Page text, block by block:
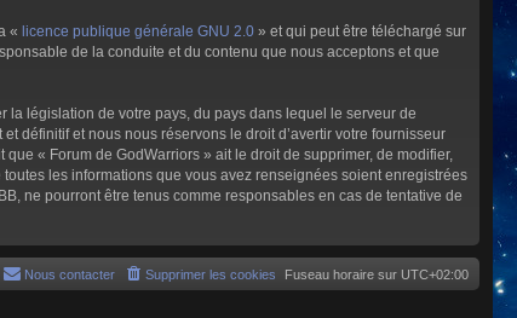
« licence publique générale GNU 2.0 » et qui peut être téléchargé sur
de la conduite et du contenu que nous acceptons et que
législation de votre pays, du pays dans lequel le serveur de
définitif et nous nous réservons le droit d’avertir votre fournisseur
« Forum de GodWarriors » ait le droit de supprimer, de modifier,
les informations que vous avez renseignées soient enregistrées
ne pourront être tenus comme responsables en cas de tentative de
Fuseau horaire sur UTC+02:00
Supprimer les cookies
Nous contacter